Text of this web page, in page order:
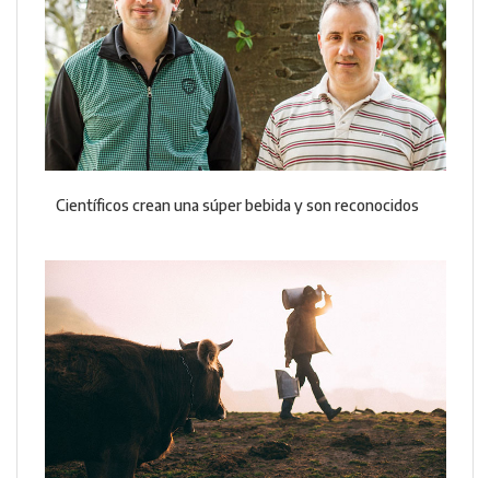
Científicos crean una súper bebida y son reconocidos